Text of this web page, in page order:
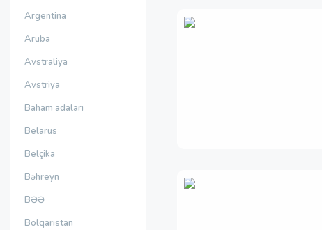
Argentina
Aruba
Avstraliya
Avstriya
Baham adaları
Belarus
Belçika
Bəhreyn
BƏƏ
Bolqarıstan